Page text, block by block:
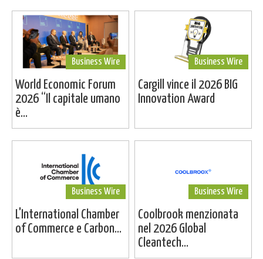
Business Wire
World Economic Forum
2026 “Il capitale umano
è...
Business Wire
Cargill vince il 2026 BIG
Innovation Award
Business Wire
L'International Chamber
of Commerce e Carbon...
Business Wire
Coolbrook menzionata
nel 2026 Global
Cleantech...